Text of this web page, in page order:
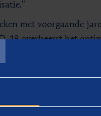
met voorgaande
19 overheerst het
groei in omzet of
zelfs een groei van
versneld benut en het